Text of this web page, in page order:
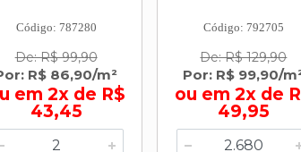
Código: 787280
De: R$ 99,90
R$ 86,90/m²
em 2x de R$
43,45
Código: 792705
De: R$ 129,90
Por: R$ 99,90/
ou em 2x de
49,95